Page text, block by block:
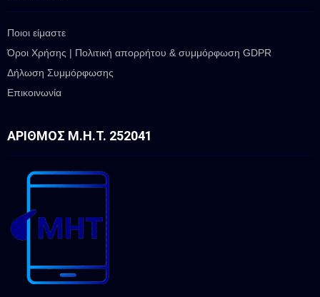
Ποιοι είμαστε
Όροι Χρήσης | Πολιτική απορρήτου & συμμόρφωση GDPR
Δήλωση Συμμόρφωσης
Επικοινωνία
ΑΡΙΘΜΌΣ Μ.Η.Τ. 252041